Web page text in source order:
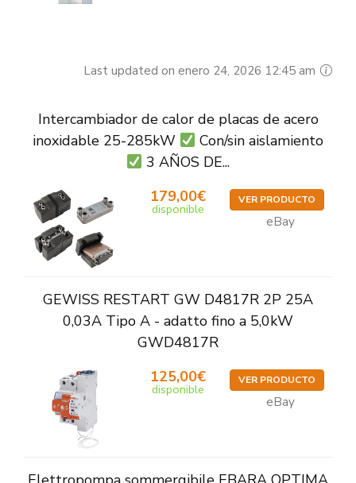
Last updated on enero 24, 2026 12:45 am
Intercambiador de calor de placas de acero
inoxidable 25-285kW
Con/sin aislamiento
3 AÑOS DE...
179,00€
disponible
VER PRODUCTO
eBay
GEWISS RESTART GW D4817R 2P 25A
0,03A Tipo A - adatto fino a 5,0kW
GWD4817R
125,00€
disponible
VER PRODUCTO
eBay